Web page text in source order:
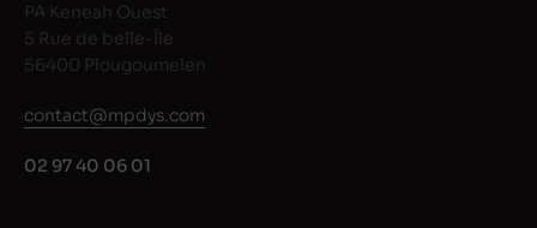
PA Keneah Ouest
5 Rue de belle-Île
56400 Plougoumelen
contact@mpdys.com
02 97 40 06 01